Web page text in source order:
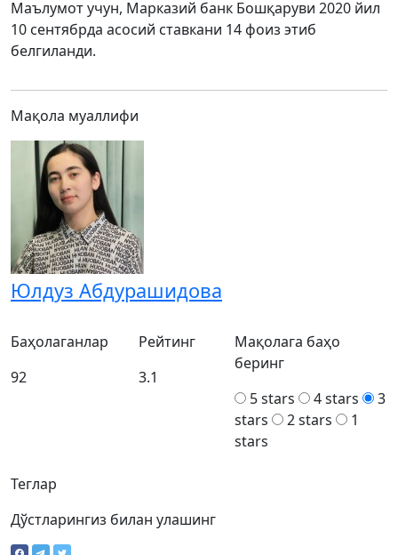
Маълумот учун, Марказий банк Бошқаруви 2020 йил
10 сентябрда асосий ставкани 14 фоиз этиб
белгиланди.
Мақола муаллифи
Юлдуз Абдурашидова
Теглар
Баҳолаганлар
92
Рейтинг
3.1
Мақолага баҳо
беринг
5 stars
4 stars
3
stars
2 stars
1
stars
Дўстларингиз билан улашинг